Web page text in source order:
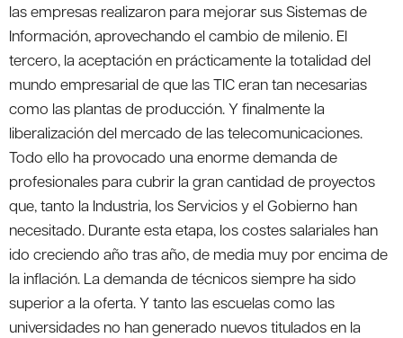
las empresas realizaron para mejorar sus Sistemas de
Información, aprovechando el cambio de milenio. El
tercero, la aceptación en prácticamente la totalidad del
mundo empresarial de que las TIC eran tan necesarias
como las plantas de producción. Y finalmente la
liberalización del mercado de las telecomunicaciones.
Todo ello ha provocado una enorme demanda de
profesionales para cubrir la gran cantidad de proyectos
que, tanto la Industria, los Servicios y el Gobierno han
necesitado. Durante esta etapa, los costes salariales han
ido creciendo año tras año, de media muy por encima de
la inflación. La demanda de técnicos siempre ha sido
superior a la oferta. Y tanto las escuelas como las
universidades no han generado nuevos titulados en la